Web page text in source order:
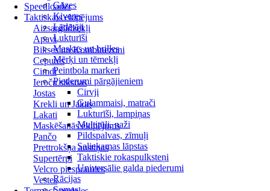
Speedloader
Taktiskais ekipējums
Aizsarglīdzekļi
Apavi
Bikses un Kombinezoni
Cepures
Cimdi
Ieroču siksnas
Jostas
Krekli un Jakas
Lakati
Maskēšanās ekipējums
Pančo
Prettrokšņa austiņas
Supertērpi
Velcro piespraudes
Vestes
Gāzes
Ķiveres
Lādētāji
Lukturīši
Maskas un brilles
Mērķi un tēmekļi
Peintbola markeri
Piederumi pārgājieniem
Cirvji
Guļammaisi, matrači
Lukturīši, lampiņas
Multitūli, naži
Pildspalvas, zīmuļi
Saliekamas lāpstas
Taktiskie rokaspulksteņi
Universālie galda piederumi
Rācijas